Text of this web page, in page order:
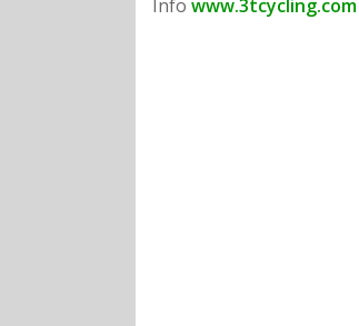
Info www.3tcycling.com